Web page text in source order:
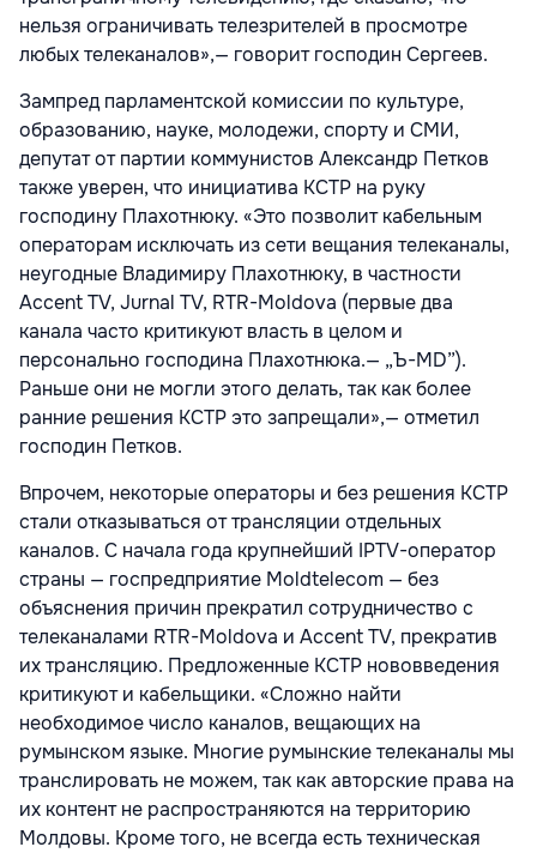
нельзя ограничивать телезрителей в просмотре
любых телеканалов»,— говорит господин Сергеев.
Зампред парламентской комиссии по культуре,
образованию, науке, молодежи, спорту и СМИ,
депутат от партии коммунистов Александр Петков
также уверен, что инициатива КСТР на руку
господину Плахотнюку. «Это позволит кабельным
операторам исключать из сети вещания телеканалы,
неугодные Владимиру Плахотнюку, в частности
Accent TV, Jurnal TV, RTR-Moldova (первые два
канала часто критикуют власть в целом и
персонально господина Плахотнюка.— „Ъ-MD”).
Раньше они не могли этого делать, так как более
ранние решения КСТР это запрещали»,— отметил
господин Петков.
Впрочем, некоторые операторы и без решения КСТР
стали отказываться от трансляции отдельных
каналов. С начала года крупнейший IPTV-оператор
страны — госпредприятие Moldtelecom — без
объяснения причин прекратил сотрудничество с
телеканалами RTR-Moldova и Accent TV, прекратив
их трансляцию. Предложенные КСТР нововведения
критикуют и кабельщики. «Сложно найти
необходимое число каналов, вещающих на
румынском языке. Многие румынские телеканалы мы
транслировать не можем, так как авторские права на
их контент не распространяются на территорию
Молдовы. Кроме того, не всегда есть техническая